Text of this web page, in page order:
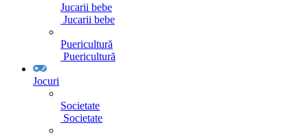
Jucarii bebe
Jucarii bebe
Puericultură
Puericultură
Jocuri
Societate
Societate